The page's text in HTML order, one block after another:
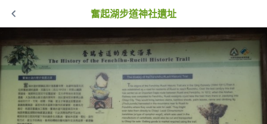
奮起湖步道神社遺址